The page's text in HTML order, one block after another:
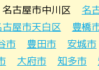
名古屋市中川区
名
古屋市天白区 豊橋
市 豊田市 安城市
大府市 知多市